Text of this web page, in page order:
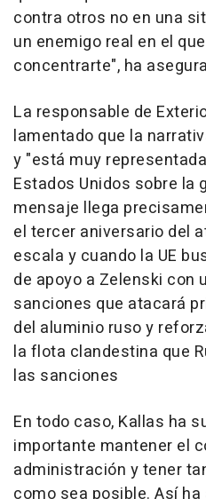
contra otros no en una
un enemigo real en el
concentrarte", ha
La responsable de
lamentado que la
y "está muy
Estados Unidos sobre la
mensaje llega
el tercer aniversario del
escala y cuando la UE
de apoyo a Zelenski con
sanciones que atacará
del aluminio ruso y
la flota clandestina que
las sanciones
En todo caso, Kallas ha
importante mantener el
administración y tener